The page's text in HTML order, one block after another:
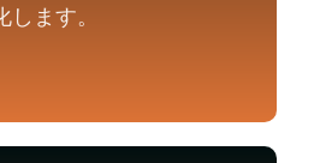
します。